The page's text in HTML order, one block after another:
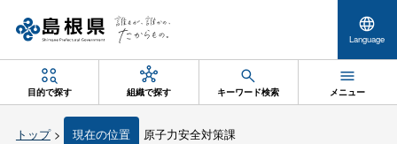
Language
目的で探す 組織で探す キーワード検索 メニュー
トップ> 現在の位置 原子力安全対策課